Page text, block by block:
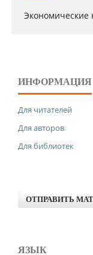
Экономические
ИНФОРМАЦИЯ
Для читателей
Для авторов
Для библиотек
ОТПРАВИТЬ
ЯЗЫК